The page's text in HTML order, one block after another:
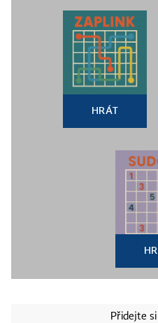
HRÁT
Přidejte